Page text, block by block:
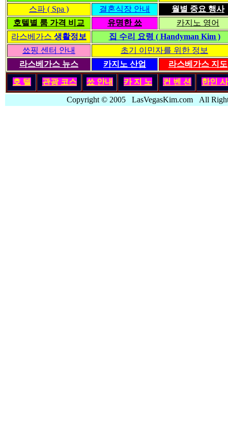
스파 ( Spa )
결혼식장 안내
월별 중요 행사
호텔별 룸 가격 비교
유명한 쑈
카지노 영어
라스베가스 생활정보
집 수리 요령 ( Handyman Kim )
쑈핑 센터 안내
초기 이민자를 위한 정보
라스베가스 뉴스
카지노 산업 라스베가스 지도
호 텔 관광 코스 쑈 안내 카 지 노 컨 벤 션 한인
Copyright © 2005 LasVegasKim.com All